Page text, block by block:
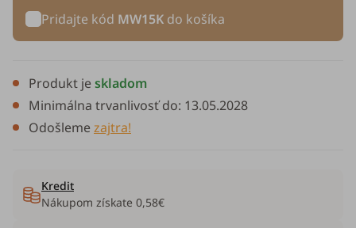
Pridajte kód MW15K do košíka
Produkt jeskladom
Minimálna trvanlivosť do: 13.05.2028
Odošlemezajtra!
Kredit
Nákupom získate 0,58€